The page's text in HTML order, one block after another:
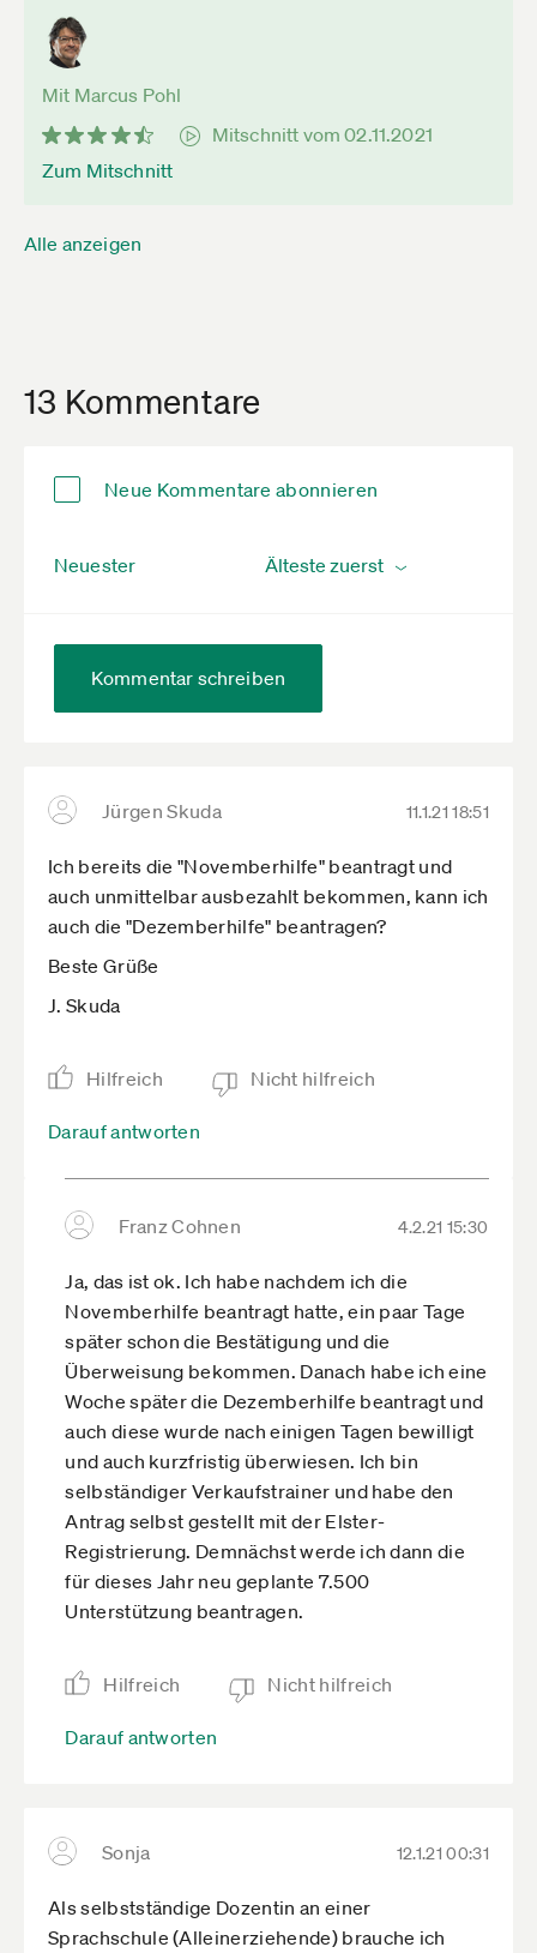
Mit Marcus Pohl
Mitschnitt vom 02.11.2021
Zum Mitschnitt
Alle anzeigen
13 Kommentare
Neue Kommentare abonnieren
Neuester
Kommentar schreiben
Jürgen Skuda 11.1.21 18:51
Ich bereits die "Novemberhilfe" beantragt und
auch unmittelbar ausbezahlt bekommen, kann ich
auch die "Dezemberhilfe" beantragen?
Beste Grüße
J. Skuda
Hilfreich Nicht hilfreich
Darauf antworten
Franz Cohnen 4.2.21 15:30
Ja, das ist ok. Ich habe nachdem ich die
Novemberhilfe beantragt hatte, ein paar Tage
später schon die Bestätigung und die
Überweisung bekommen. Danach habe ich eine
Woche später die Dezemberhilfe beantragt und
auch diese wurde nach einigen Tagen bewilligt
und auch kurzfristig überwiesen. Ich bin
selbständiger Verkaufstrainer und habe den
Antrag selbst gestellt mit der Elster-
Registrierung. Demnächst werde ich dann die
für dieses Jahr neu geplante 7.500
Unterstützung beantragen.
Hilfreich Nicht hilfreich
Darauf antworten
Sonja 12.1.21 00:31
Als selbstständige Dozentin an einer
Sprachschule (Alleinerziehende) brauche ich